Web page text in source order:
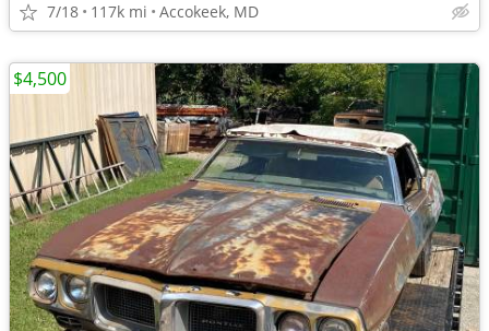
7/18 117k mi Accokeek, MD
$4,500